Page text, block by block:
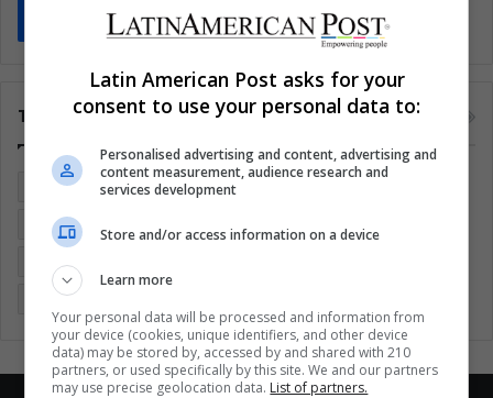
Read More »
Tags
Argentina Brasil Cine
Coronavirus
Economía
Memes (ES)
Latin American Post asks for your
consent to use your personal data to:
Personalised advertising and content, advertising and
content measurement, audience research and
services development
Store and/or access information on a device
Learn more
Your personal data will be processed and information from
your device (cookies, unique identifiers, and other device
data) may be stored by, accessed by and shared with 210
partners, or used specifically by this site. We and our partners
may use precise geolocation data. List of partners.